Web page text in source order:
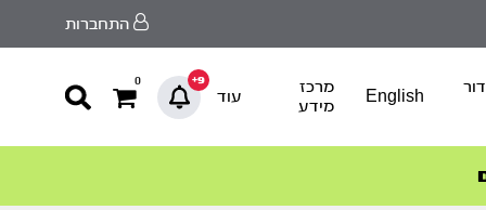
התחברות
English
מרכז
מידע
עוד
9+
0